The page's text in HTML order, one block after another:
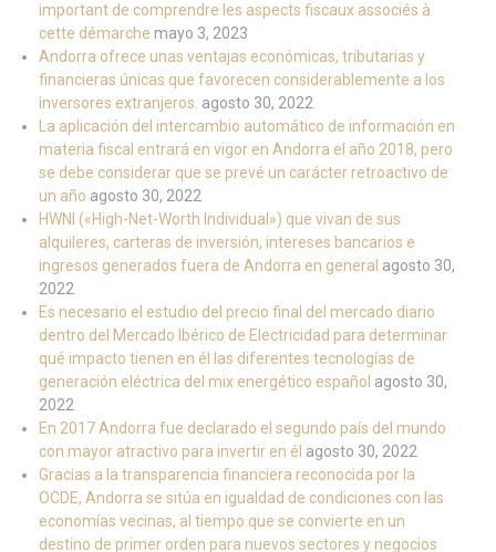
important de comprendre les aspects fiscaux associés à
cette démarche mayo 3, 2023
Andorra ofrece unas ventajas económicas, tributarias y
financieras únicas que favorecen considerablemente a los
inversores extranjeros. agosto 30, 2022
La aplicación del intercambio automático de información en
materia fiscal entrará en vigor en Andorra el año 2018, pero
se debe considerar que se prevé un carácter retroactivo de
un año agosto 30, 2022
HWNI («High-Net-Worth Individual») que vivan de sus
alquileres, carteras de inversión, intereses bancarios e
ingresos generados fuera de Andorra en general agosto 30,
2022
Es necesario el estudio del precio final del mercado diario
dentro del Mercado Ibérico de Electricidad para determinar
qué impacto tienen en él las diferentes tecnologías de
generación eléctrica del mix energético español agosto 30,
2022
En 2017 Andorra fue declarado el segundo país del mundo
con mayor atractivo para invertir en él agosto 30, 2022
Gracias a la transparencia financiera reconocida por la
OCDE, Andorra se sitúa en igualdad de condiciones con las
economías vecinas, al tiempo que se convierte en un
destino de primer orden para nuevos sectores y negocios